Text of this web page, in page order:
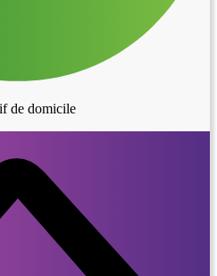
de domicile